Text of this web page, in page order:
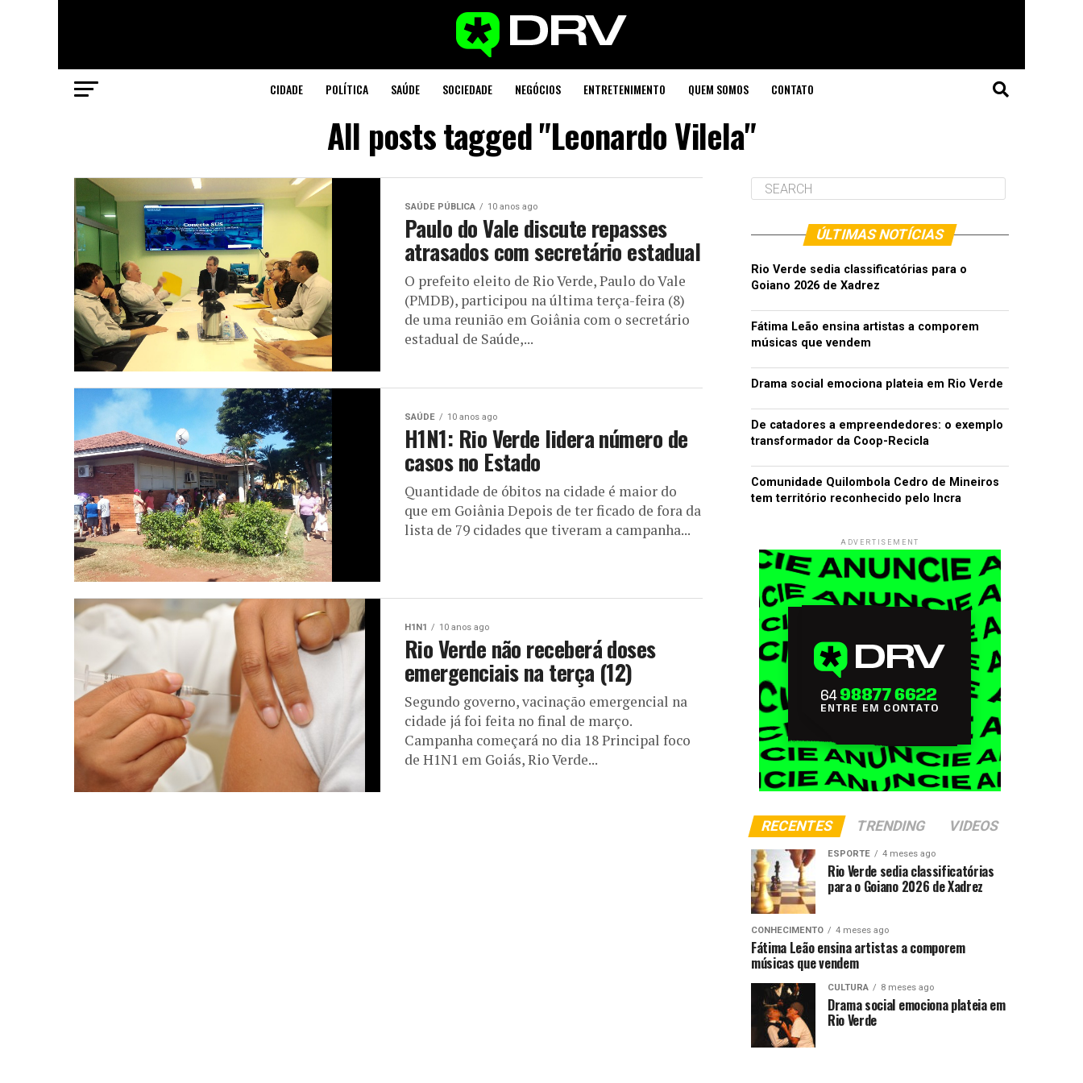
CIDADE POLÍTICA SAÚDE SOCIEDADE NEGÓCIOS ENTRETENIMENTO QUEM SOMOS CONTATO
All posts tagged "Leonardo Vilela"
SAÚDE PÚBLICA 10 anos ago
Paulo do Vale discute repasses
atrasados com secretário estadual
O prefeito eleito de Rio Verde, Paulo do Vale
(PMDB), participou na última terça-feira (8)
de uma reunião em Goiânia com o secretário
estadual de Saúde,...
SAÚDE 10 anos ago
H1N1: Rio Verde lidera número de
casos no Estado
Quantidade de óbitos na cidade é maior do
que em Goiânia Depois de ter ficado de fora da
lista de 79 cidades que tiveram a campanha...
H1N1 10 anos ago
Rio Verde não receberá doses
emergenciais na terça (12)
Segundo governo, vacinação emergencial na
cidade já foi feita no final de março.
Campanha começará no dia 18 Principal foco
de H1N1 em Goiás, Rio Verde...
ÚLTIMAS NOTÍCIAS
Rio Verde sedia classificatórias para o
Goiano 2026 de Xadrez
Fátima Leão ensina artistas a comporem
músicas que vendem
Drama social emociona plateia em Rio Verde
De catadores a empreendedores: o exemplo
transformador da Coop-Recicla
Comunidade Quilombola Cedro de Mineiros
tem território reconhecido pelo Incra
ADVERTISEMENT
RECENTES TRENDING VIDEOS
ESPORTE 4 meses ago
Rio Verde sedia classificatórias
para o Goiano 2026 de Xadrez
CONHECIMENTO 4 meses ago
Fátima Leão ensina artistas a comporem
músicas que vendem
CULTURA 8 meses ago
Drama social emociona plateia em
Rio Verde